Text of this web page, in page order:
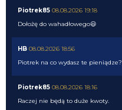
Piotrek85 08.08.2026 19:18
Dołożę do wahadłowego😃
HB 08.08.2026 18:56
Piotrek na co wydasz te pieniądze?
Piotrek85 08.08.2026 18:16
Raczej nie będą to duże kwoty.